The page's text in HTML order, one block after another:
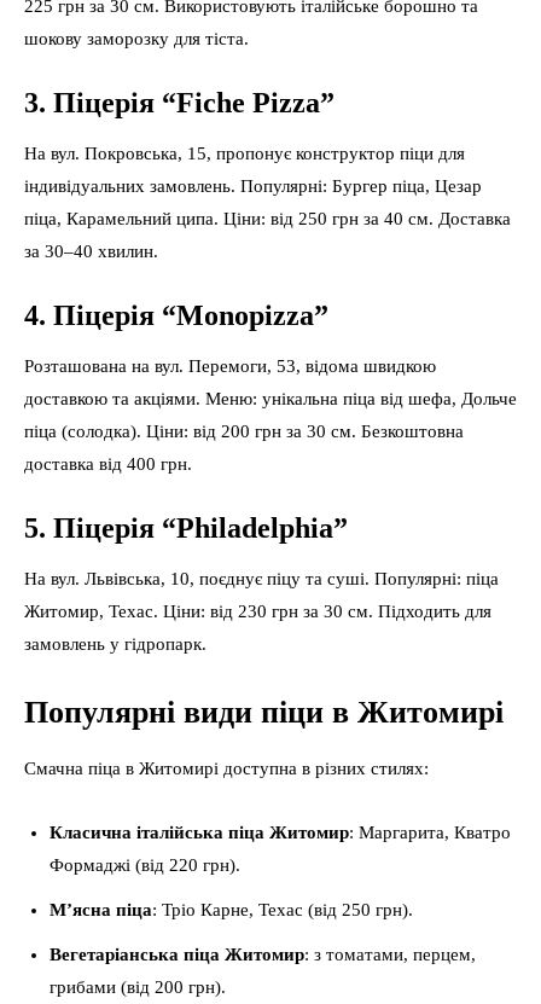
225 грн за 30 см. Використовують італійське борошно та
шокову заморозку для тіста.
3. Піцерія “Fiche Pizza”
На вул. Покровська, 15, пропонує конструктор піци для
індивідуальних замовлень. Популярні: Бургер піца, Цезар
піца, Карамельний ципа. Ціни: від 250 грн за 40 см. Доставка
за 30–40 хвилин.
4. Піцерія “Monopizza”
Розташована на вул. Перемоги, 53, відома швидкою
доставкою та акціями. Меню: унікальна піца від шефа, Дольче
піца (солодка). Ціни: від 200 грн за 30 см. Безкоштовна
доставка від 400 грн.
5. Піцерія “Philadelphia”
На вул. Львівська, 10, поєднує піцу та суші. Популярні: піца
Житомир, Техас. Ціни: від 230 грн за 30 см. Підходить для
замовлень у гідропарк.
Популярні види піци в Житомирі
Смачна піца в Житомирі доступна в різних стилях:
Класична італійська піца Житомир: Маргарита, Кватро
Формаджі (від 220 грн).
М’ясна піца: Тріо Карне, Техас (від 250 грн).
Вегетаріанська піца Житомир: з томатами, перцем,
грибами (від 200 грн).